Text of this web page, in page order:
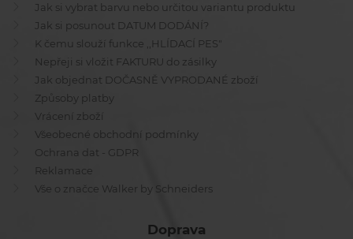
Jak si vybrat barvu nebo určitou variantu produktu
Jak si posunout DATUM DODÁNÍ?
K čemu slouží funkce ,,HLÍDACÍ PES"
Nepřeji si vložit FAKTURU do zásilky
Jak objednat DOČASNĚ VYPRODANÉ zboží
Způsoby platby
Vrácení zboží
Všeobecné obchodní podmínky
Ochrana dat - GDPR
Reklamace
Vše o značce Walker by Schneiders
Doprava